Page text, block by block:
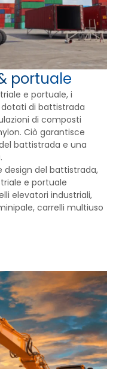
portuale
e portuale, i
dotati di battistrada
di composti
Ciò garantisce
battistrada e una
design del battistrada,
e portuale
elevatori industriali,
carrelli multiuso